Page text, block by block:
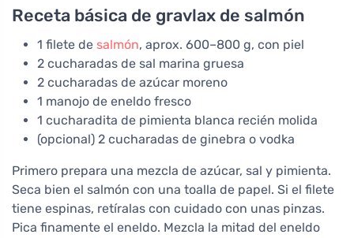
Receta básica de gravlax de salmón
1 filete de salmón, aprox. 600–800 g, con piel
2 cucharadas de sal marina gruesa
2 cucharadas de azúcar moreno
1 manojo de eneldo fresco
1 cucharadita de pimienta blanca recién molida
(opcional) 2 cucharadas de ginebra o vodka
Primero prepara una mezcla de azúcar, sal y pimienta.
Seca bien el salmón con una toalla de papel. Si el filete
tiene espinas, retíralas con cuidado con unas pinzas.
Pica finamente el eneldo. Mezcla la mitad del eneldo